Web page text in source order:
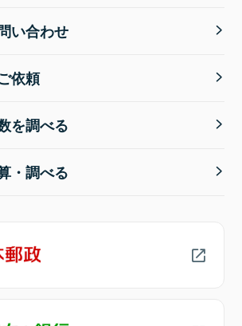
い合わせ
依頼
を調べる
・調べる